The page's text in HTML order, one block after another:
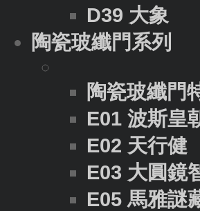
D39 大象
陶瓷玻纖門系列
陶瓷玻纖門
E01 波斯皇
E02 天行健
E03 大圓鏡
E05 馬雅謎